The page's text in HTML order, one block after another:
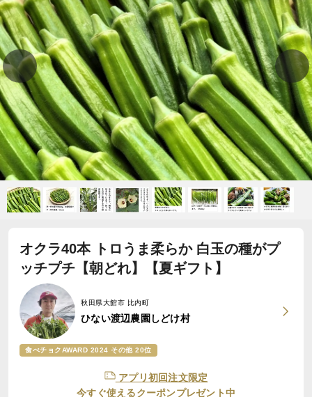
オクラ40本 トロうま柔らか 白玉の種がプ
ッチプチ【朝どれ】【夏ギフト】
秋田県大館市 比内町
ひない渡辺農園しどけ村
食べチョクAWARD 2024 その他 20位
アプリ初回注文限定
今すぐ使えるクーポンプレゼント中